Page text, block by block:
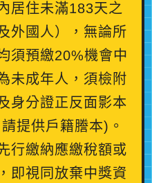
居住未滿183天之
外國人），無論所
須預繳20%機會中
未成年人，須檢附
身分證正反面影本
提供戶籍謄本)。
行繳納應繳稅額或
即視同放棄中獎資